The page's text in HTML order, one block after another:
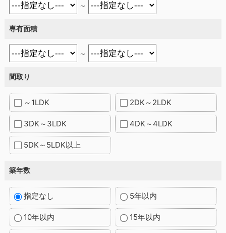
～
専有面積
～
間取り
～1LDK 2DK～2LDK
3DK～3LDK 4DK～4LDK
5DK～5LDK以上
築年数
指定なし 5年以内
10年以内 15年以内